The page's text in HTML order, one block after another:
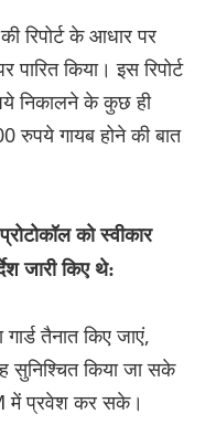
रिपोर्ट के आधार पर
किया। इस रिपोर्ट
निकालने के कुछ ही
रुपये गायब होने की बात
को स्वीकार
जारी किए थे:
तैनात किए जाएं,
किया जा सके
में प्रवेश कर सके।